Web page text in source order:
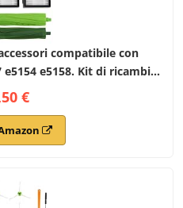
compatibile con
e5154 e5158. Kit di ricambi
di spazzole laterali,
estrattori.
€